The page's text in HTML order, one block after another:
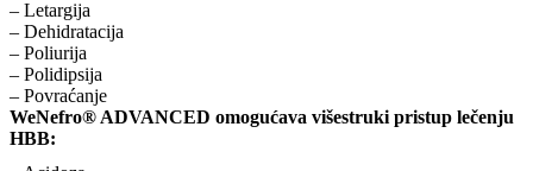
– Letargija
– Dehidratacija
– Poliurija
– Polidipsija
– Povraćanje
WeNefro® ADVANCED omogućava višestruki pristup lečenju
HBB: